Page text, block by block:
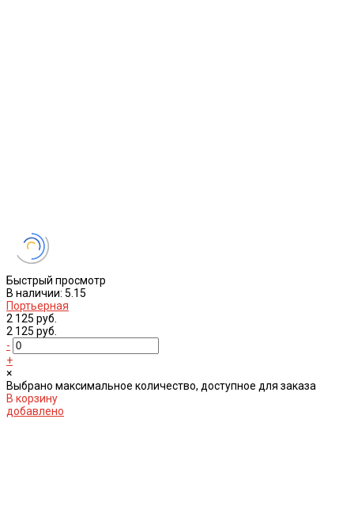
Быстрый просмотр
В наличии: 5.15
Портьерная
2 125 руб.
2 125 руб.
-
+
×
Выбрано максимальное количество, доступное для заказа
В корзину
добавлено